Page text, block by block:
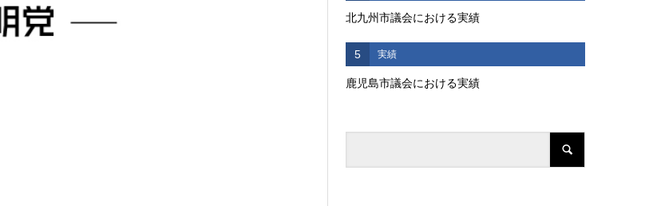
北九州市議会における実績
5 実績
鹿児島市議会における実績